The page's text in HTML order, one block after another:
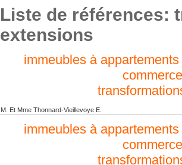
Liste de références:
extensions
immeubles à
M. Et Mme Thonnard-Vieillevoye E.
immeubles à